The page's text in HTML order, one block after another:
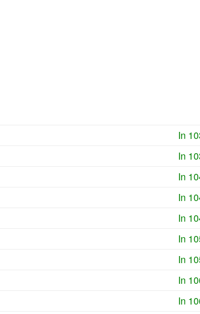
In
In
In
In
In
In
In
In
In